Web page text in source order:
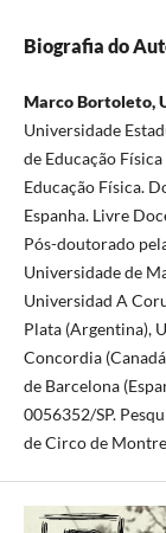
Biografia do
Marco Bortoleto,
Universidade
de Educação
Educação Física.
Espanha. Livre
Pós-doutorado
Universidade de
Universidad A
Plata (Argentina),
Concordia
de Barcelona
0056352/SP.
de Circo de